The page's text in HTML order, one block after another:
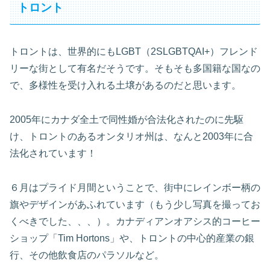
トロント
トロントは、世界的にもLGBT（2SLGBTQAI+）フレンド
リーな街として有名だそうです。そもそも多国籍な国なの
で、多様性を受け入れる土壌があるのだと思います。
2005年にカナダ全土で同性婚が合法化されたのに先駆
け、トロントのあるオンタリオ州は、なんと2003年に合
法化されています！
６月はプライド月間ということで、街中にレインボー柄の
旗やデザインがあふれています（もう少し写真を撮ってお
くべきでした、、、）。カナディアンオアシス的コーヒー
ショップ「Tim Hortons」や、トロントの中心的産業の銀
行、その他飲食店のパラソルなど。